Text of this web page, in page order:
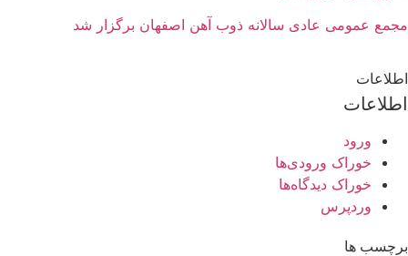
مجمع عمومی عادی سالانه ذوب آهن اصفهان برگزار شد
اطلاعات
اطلاعات
ورود
خوراک ورودی‌ها
خوراک دیدگاه‌ها
وردپرس
برچسب ها